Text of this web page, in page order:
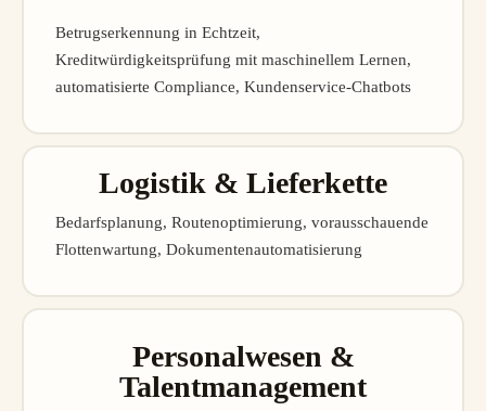
Betrugserkennung in Echtzeit,
Kreditwürdigkeitsprüfung mit maschinellem Lernen,
automatisierte Compliance, Kundenservice-Chatbots
Logistik & Lieferkette
Bedarfsplanung, Routenoptimierung, vorausschauende
Flottenwartung, Dokumentenautomatisierung
Personalwesen &
Talentmanagement